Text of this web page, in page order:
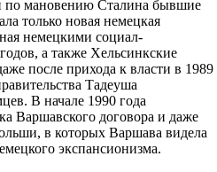
по мановению Сталина бывшие
только новая немецкая
немецкими социал-
а также Хельсинкские
после прихода к власти в 1989
Тадеуша
В начале 1990 года
Варшавского договора и даже
в которых Варшава видела
экспансионизма.